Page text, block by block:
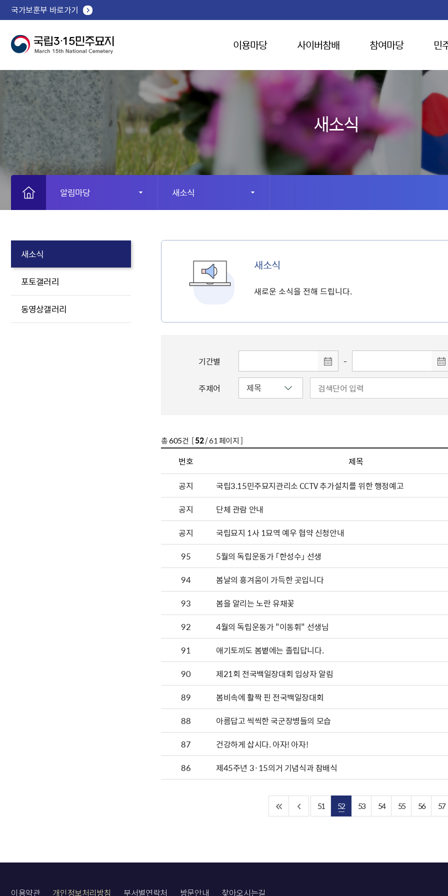
국가보훈부 바로가기
이용마당 사이버참배 참여마당 민
새소식
알림마당 새소식
새소식
포토갤러리
동영상갤러리
새소식
새로운 소식을 전해 드립니다.
기간별 -
주제어
총605건 [52/ 61 페이지 ]
번호 제목
공지
국립3.15민주묘지관리소 CCTV 추가설치를 위한 행정예고
공지
단체 관람 안내
공지
국립묘지 1사 1묘역 예우 협약 신청안내
95
5월의 독립운동가 「한성수」 선생
94
봄날의 흥겨움이 가득한 곳입니다
93
봄을 알리는 노란 유채꽃
92
4월의 독립운동가 "이동휘" 선생님
91
애기토끼도 봄볕에는 졸립답니다.
90
제21회 전국백일장대회 입상자 알림
89
봄비속에 활짝 핀 전국백일장대회
88
아름답고 씩씩한 국군장병들의 모습
87
건강하게 삽시다. 아자! 아자!
86
제45주년 3·15의거 기념식과 참배식
51 52 53 54 55 56 57
이용약관 개인정보처리방침 부서별연락처 방문안내 찾아오시는길